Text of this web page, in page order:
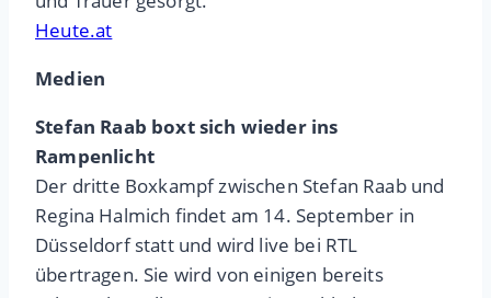
Heute.at
Medien
Stefan Raab boxt sich wieder ins
Rampenlicht
Der dritte Boxkampf zwischen Stefan Raab und
Regina Halmich findet am 14. September in
Düsseldorf statt und wird live bei RTL
übertragen. Sie wird von einigen bereits